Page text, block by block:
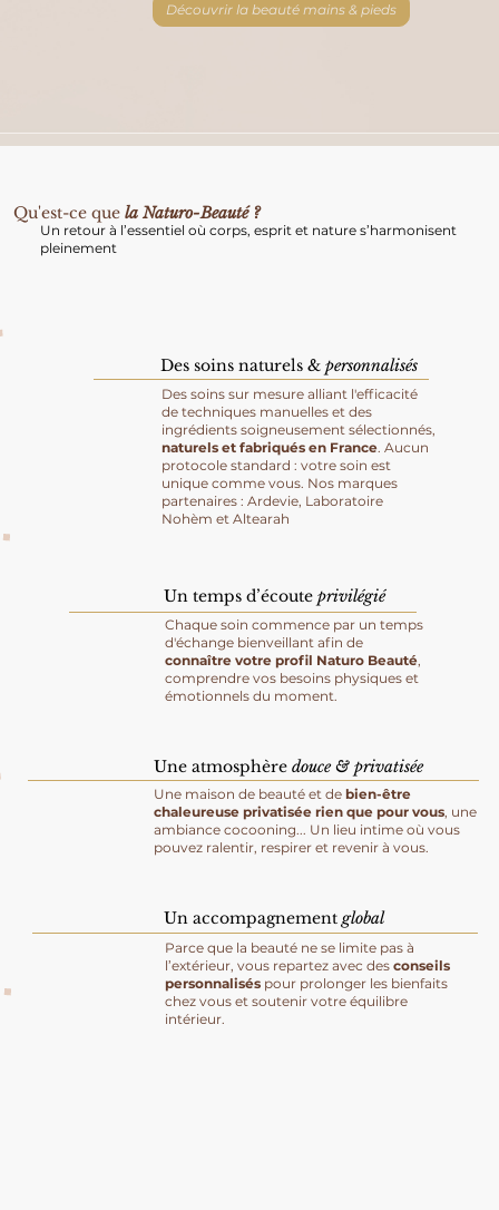
Découvrir la beauté mains & pieds
Des soins naturels &personnalisés
Des soins sur mesure alliant l'efficacité
de techniques manuelles et des
ingrédients soigneusement sélectionnés,
naturels et fabriqués en France. Aucun
protocole standard : votre soin est
unique comme vous. Nos marques
partenaires : Ardevie, Laboratoire
Nohèm et Altearah
Un temps d’écouteprivilégié
Chaque soin commence par un temps
d'échange bienveillant afin de
connaître votre profil Naturo Beauté,
comprendre vos besoins physiques et
émotionnels du moment.
Une atmosphère douce & privatisée
Une maison de beauté et debien-être
chaleureuse privatisée rien que pour vous, une
ambiance cocooning... Un lieu intime où vous
pouvez ralentir, respirer et revenir à vous.
Un accompagnementglobal
Parce que la beauté ne se limite pas à
l’extérieur, vous repartez avec des conseils
personnaliséspour prolonger les bienfaits
chez vous et soutenir votre équilibre
intérieur.
Qu'est-ce que la Naturo-Beauté ?
Un retour à l’essentiel où corps, esprit et nature s’harmonisent
pleinement